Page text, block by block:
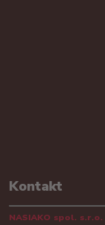
Kontakt
NASIAKO spol. s.r.o.